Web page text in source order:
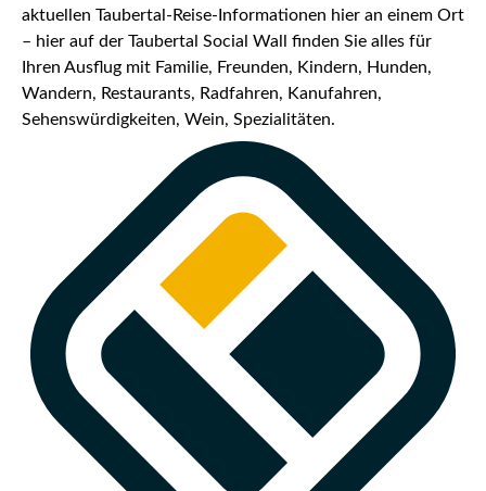
aktuellen Taubertal-Reise-Informationen hier an einem Ort
– hier auf der Taubertal Social Wall finden Sie alles für
Ihren Ausflug mit Familie, Freunden, Kindern, Hunden,
Wandern, Restaurants, Radfahren, Kanufahren,
Sehenswürdigkeiten, Wein, Spezialitäten.